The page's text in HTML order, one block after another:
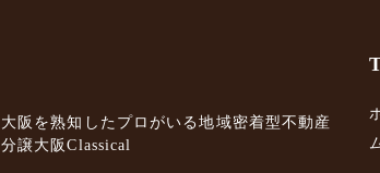
大阪を熟知したプロがいる地域密着型不動産
分譲大阪Classical